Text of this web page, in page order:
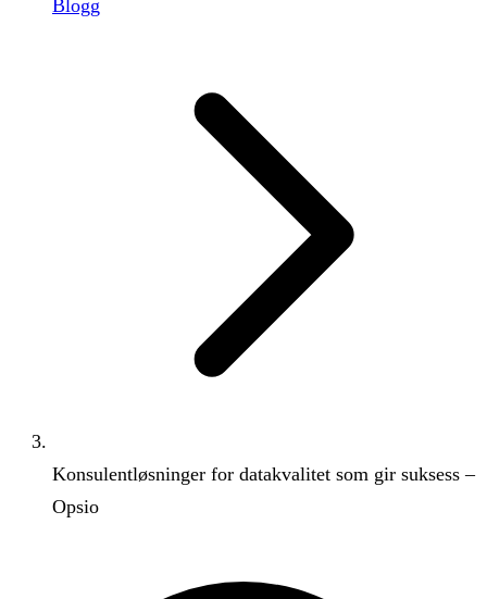
Blogg
Konsulentløsninger for datakvalitet som gir suksess –
Opsio